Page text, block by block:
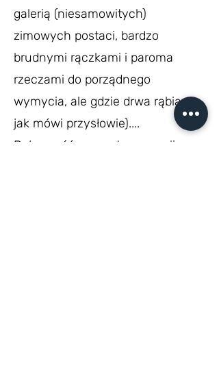
galerią (niesamowitych)
zimowych postaci, bardzo
brudnymi rączkami i paroma
rzeczami do porządnego
wymycia, ale gdzie drwa rąbią…
jak mówi przysłowie)....
Była część prezentowa, czyli